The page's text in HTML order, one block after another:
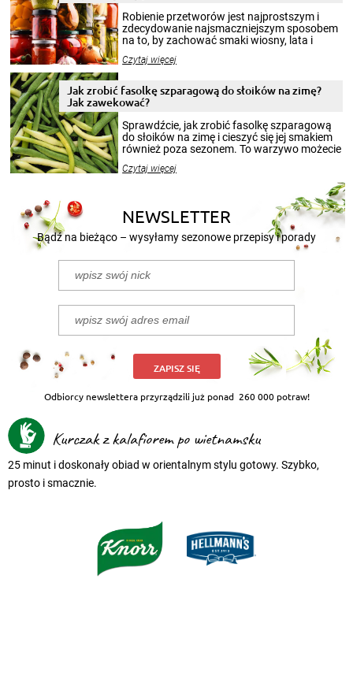
Robienie przetworów jest najprostszym i
zdecydowanie najsmaczniejszym sposobem
na to, by zachować smaki wiosny, lata i
krajobrazów, by cieszyć nimi oko w sezonie
pełni poczuć atmosferę cieplejszych
miesięcy. Przygotowanie słoików ze
patenty, które pozwolą zachować świeżość
przetworów.
Czytaj więcej
Jak zrobić fasolkę szparagową do słoików na zimę?
Jak zawekować?
Sprawdźcie, jak zrobić fasolkę szparagową
do słoików na zimę i cieszyć się jej smakiem
również poza sezonem. To warzywo możecie
nasze propozycje!
Czytaj więcej
NEWSLETTER
Bądź na bieżąco – wysyłamy sezonowe przepisy i porady
ZAPISZ SIĘ
Odbiorcy newslettera przyrządzili już ponad 260 000 potraw!
Kurczak z kalafiorem po wietnamsku
25 minut i doskonały obiad w orientalnym stylu gotowy. Szybko,
prosto i smacznie.